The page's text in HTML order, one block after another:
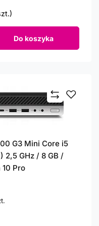
Do koszyka
G3 Mini Core i5
2,5 GHz / 8 GB /
Pro